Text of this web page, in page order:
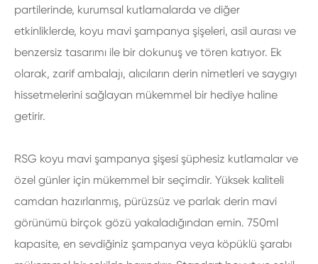
partilerinde, kurumsal kutlamalarda ve diğer
etkinliklerde, koyu mavi şampanya şişeleri, asil aurası ve
benzersiz tasarımı ile bir dokunuş ve tören katıyor. Ek
olarak, zarif ambalajı, alıcıların derin nimetleri ve saygıyı
hissetmelerini sağlayan mükemmel bir hediye haline
getirir.
RSG koyu mavi şampanya şişesi şüphesiz kutlamalar ve
özel günler için mükemmel bir seçimdir. Yüksek kaliteli
camdan hazırlanmış, pürüzsüz ve parlak derin mavi
görünümü birçok gözü yakaladığından emin. 750ml
kapasite, en sevdiğiniz şampanya veya köpüklü şarabı